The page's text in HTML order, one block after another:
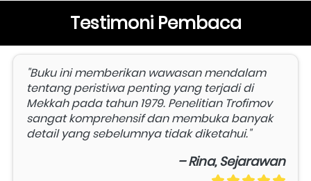
Testimoni Pembaca
"Buku ini memberikan wawasan mendalam
tentang peristiwa penting yang terjadi di
Mekkah pada tahun 1979. Penelitian Trofimov
sangat komprehensif dan membuka banyak
detail yang sebelumnya tidak diketahui."
– Rina, Sejarawan